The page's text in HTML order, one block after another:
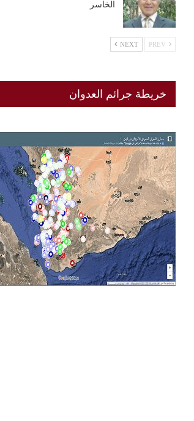
الخاسر
NEXT
خريطة جرائم العدوان